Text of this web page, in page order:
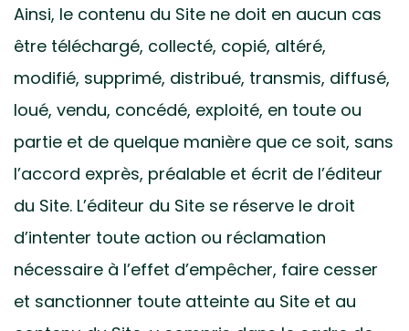
Ainsi, le contenu du Site ne doit en aucun cas
être téléchargé, collecté, copié, altéré,
modifié, supprimé, distribué, transmis, diffusé,
loué, vendu, concédé, exploité, en toute ou
partie et de quelque manière que ce soit, sans
l’accord exprès, préalable et écrit de l’éditeur
du Site. L’éditeur du Site se réserve le droit
d’intenter toute action ou réclamation
nécessaire à l’effet d’empêcher, faire cesser
et sanctionner toute atteinte au Site et au